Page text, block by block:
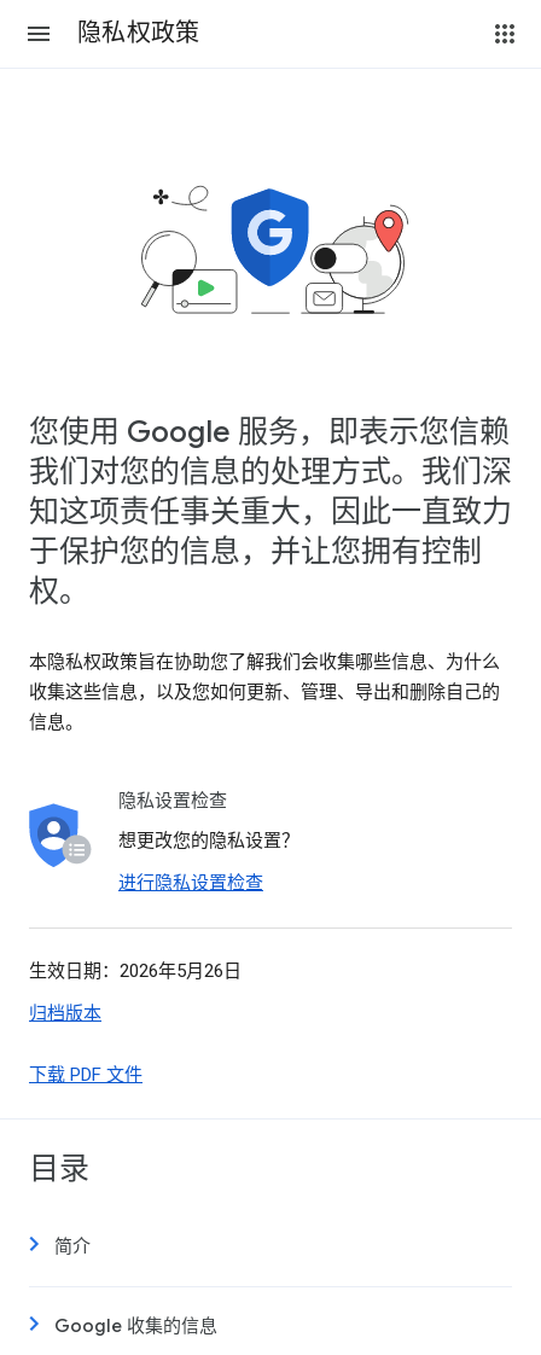
隐私权政策
您使用 Google 服务，即表示您信赖
我们对您的信息的处理方式。我们深
知这项责任事关重大，因此一直致力
于保护您的信息，并让您拥有控制
权。
本隐私权政策旨在协助您了解我们会收集哪些信息、为什么
收集这些信息，以及您如何更新、管理、导出和删除自己的
信息。
隐私设置检查
想更改您的隐私设置？
进行隐私设置检查
生效日期：2026年5月26日
归档版本
下载 PDF 文件
目录
简介
Google 收集的信息